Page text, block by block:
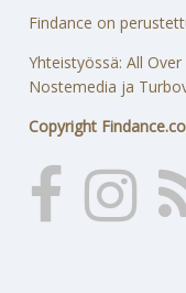
Findance on
Yhteistyössä: All
Nostemedia ja
Copyright